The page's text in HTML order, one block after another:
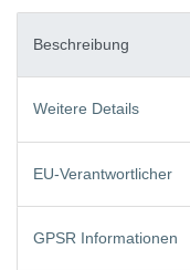
Beschreibung
Weitere Details
EU-Verantwortlicher
GPSR Informationen